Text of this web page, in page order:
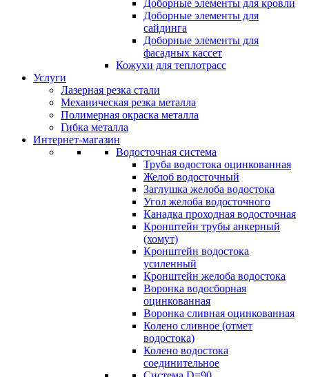
Доборные элементы для кровли
Доборные элементы для
сайдинга
Доборные элементы для
фасадных кассет
Кожухи для теплотрасс
Услуги
Лазерная резка стали
Механическая резка металла
Полимерная окраска металла
Гибка металла
Интернет-магазин
Водосточная система
Труба водостока оцинкованная
Желоб водосточный
Заглушка желоба водостока
Угол желоба водосточного
Канадка проходная водосточная
Кронштейн трубы анкерный
(хомут)
Кронштейн водостока
усиленный
Кронштейн желоба водостока
Воронка водосборная
оцинкованная
Воронка сливная оцинкованная
Колено сливное (отмет
водостока)
Колено водостока
соединительное